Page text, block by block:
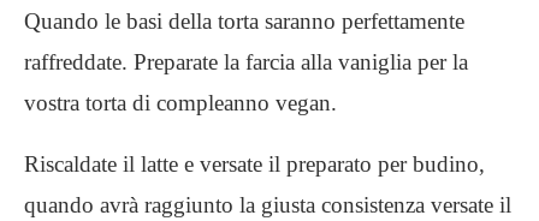
Quando le basi della torta saranno perfettamente
raffreddate. Preparate la farcia alla vaniglia per la
vostra torta di compleanno vegan.
Riscaldate il latte e versate il preparato per budino,
quando avrà raggiunto la giusta consistenza versate il